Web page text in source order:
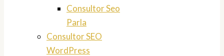
Consultor Seo
Parla
Consultor SEO
WordPress